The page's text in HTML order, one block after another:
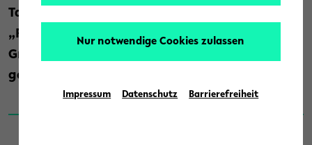
Tagung ist Auftakt für das Projekt
„FinancialLives“, das mit einem Consolidator
Grant des Europäischen Forschungsrats (ERC)
gefördert wird.
Nur notwendige Cookies zulassen
Impressum Datenschutz Barrierefreiheit